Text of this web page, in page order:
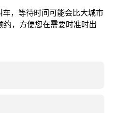
，等待时间可能会比大城市
约，方便您在需要时准时出